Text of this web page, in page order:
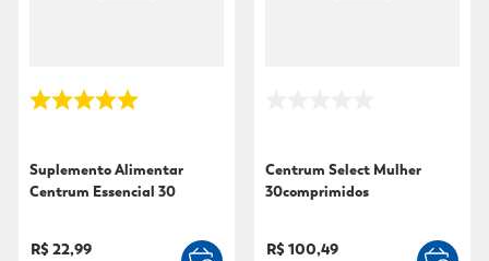
Suplemento Alimentar
Centrum Essencial 30
R$ 22,99
Centrum Select Mulher
30comprimidos
R$ 100,49